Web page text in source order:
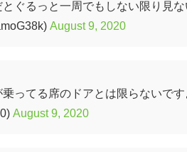
ぐるっと一周でもしない限り見
August 9, 2020
ってる席のドアとは限らないです
August 9, 2020